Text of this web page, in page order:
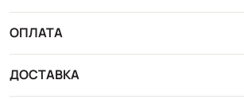
ОПЛАТА
ДОСТАВКА